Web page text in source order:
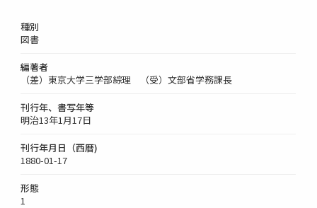
種別
図書
編著者
（差）東京大学三学部綜理 （受）文部省学務課長
刊行年、書写年等
明治13年1月17日
刊行年月日（西暦)
1880-01-17
形態
1